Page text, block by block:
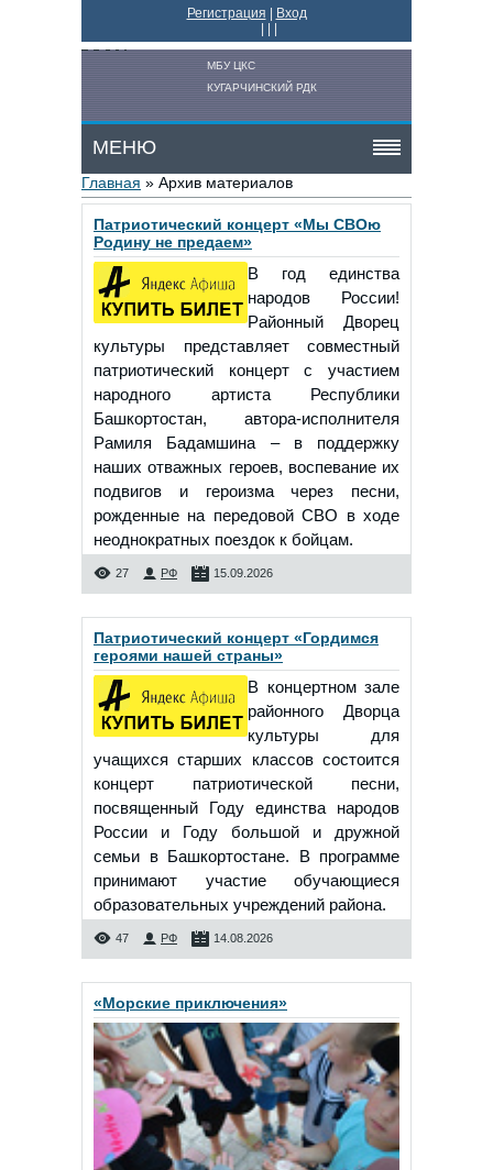
Регистрация
Вход
МБУ ЦКС
КУГАРЧИНСКИЙ РДК
МЕНЮ
Главная » Архив материалов
Патриотический концерт «Мы СВОю
Родину не предаем»
В год единства
народов России!
Районный Дворец
культуры представляет совместный
патриотический концерт с участием
народного артиста Республики
Башкортостан, автора-исполнителя
Рамиля Бадамшина – в поддержку
наших отважных героев, воспевание их
подвигов и героизма через песни,
рожденные на передовой СВО в ходе
неоднократных поездок к бойцам.
27 РФ 15.09.2026
Патриотический концерт «Гордимся
героями нашей страны»
В концертном зале
районного Дворца
культуры для
учащихся старших классов состоится
концерт патриотической песни,
посвященный Году единства народов
России и Году большой и дружной
семьи в Башкортостане. В программе
принимают участие обучающиеся
образовательных учреждений района.
47 РФ 14.08.2026
«Морские приключения»